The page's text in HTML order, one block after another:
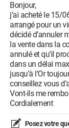
Bonjour,
j’ai acheté le 15/
arrangé pour un
décidé d’annuler
la vente dans la
annulé et qu’il
dans un délai
jusqu’à l’Or
conseillez vous
Vont-ils me
Cordialement
Posez votre